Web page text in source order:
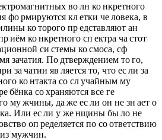
во лн ко нкретного
фо рмируются кл етки че ловека, в
ко торого пр едставляют ан
иём ко нкретного сп ектра ча стот
си стемы ко смоса, сф
зачатия. По дтверждением то го,
за чатии яв ляется то, что ес ли за
ко нтакта со сл учайным му
бёнка со храняются все ге
му жчины, да же ес ли он не зн ает о
Или ес ли у же нщины бы ло не
оп ределяется по со ответствию
мужчин.